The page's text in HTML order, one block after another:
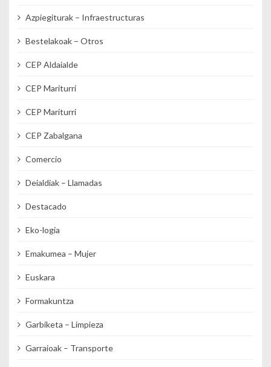
Azpiegiturak – Infraestructuras
Bestelakoak – Otros
CEP Aldaialde
CEP Mariturri
CEP Mariturri
CEP Zabalgana
Comercio
Deialdiak – Llamadas
Destacado
Eko-logia
Emakumea – Mujer
Euskara
Formakuntza
Garbiketa – Limpieza
Garraioak – Transporte